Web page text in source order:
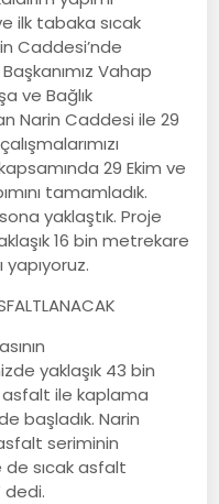
ilk tabaka sıcak
Caddesi’nde
Vahap
ve Bağlık
Narin Caddesi ile 29
29 Ekim ve
tamamladık.
yaklaştık. Proje
16 bin metrekare
yaklaşık 43 bin
asfalt ile kaplama
başladık. Narin
seriminin
de sıcak asfalt
dedi.